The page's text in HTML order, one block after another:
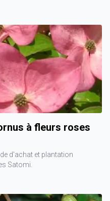
à fleurs roses
d'achat et plantation
Satomi.